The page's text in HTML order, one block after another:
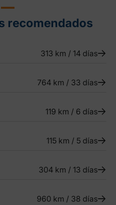
recomendados
313 km / 14 días
764 km / 33 días
119 km / 6 días
115 km / 5 días
304 km / 13 días
960 km / 38 días